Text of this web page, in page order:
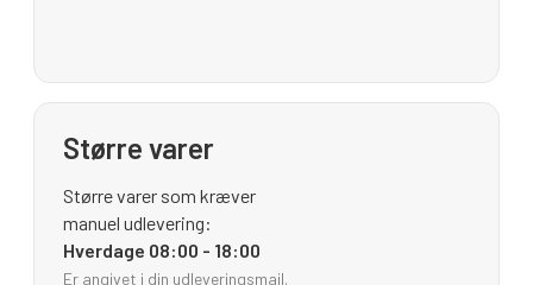
Større varer
Større varer som kræver
manuel udlevering:
Hverdage 08:00 - 18:00
Er angivet i din udleveringsmail.